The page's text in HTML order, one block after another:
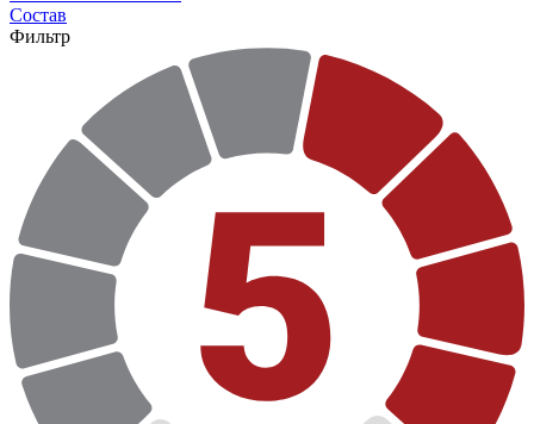
Состав
Фильтр